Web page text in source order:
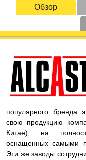
Обзор
популярного бренда
свою продукцию
Китае), на
оснащенных самыми
Эти же заводы